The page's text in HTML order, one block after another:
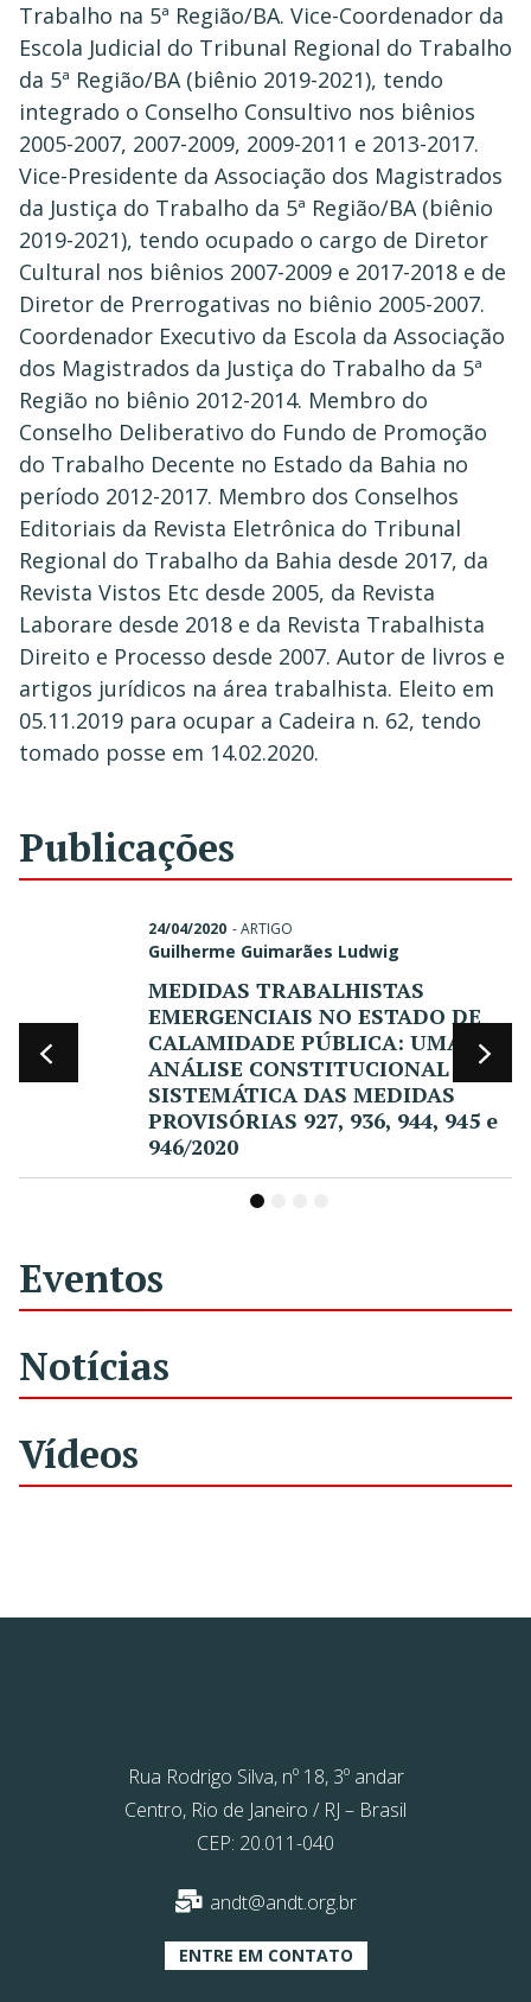
Trabalho na 5ª Região/BA. Vice-Coordenador da
Escola Judicial do Tribunal Regional do Trabalho
da 5ª Região/BA (biênio 2019-2021), tendo
integrado o Conselho Consultivo nos biênios
2005-2007, 2007-2009, 2009-2011 e 2013-2017.
Vice-Presidente da Associação dos Magistrados
da Justiça do Trabalho da 5ª Região/BA (biênio
2019-2021), tendo ocupado o cargo de Diretor
Cultural nos biênios 2007-2009 e 2017-2018 e de
Diretor de Prerrogativas no biênio 2005-2007.
Coordenador Executivo da Escola da Associação
dos Magistrados da Justiça do Trabalho da 5ª
Região no biênio 2012-2014. Membro do
Conselho Deliberativo do Fundo de Promoção
do Trabalho Decente no Estado da Bahia no
período 2012-2017. Membro dos Conselhos
Editoriais da Revista Eletrônica do Tribunal
Regional do Trabalho da Bahia desde 2017, da
Revista Vistos Etc desde 2005, da Revista
Laborare desde 2018 e da Revista Trabalhista
Direito e Processo desde 2007. Autor de livros e
artigos jurídicos na área trabalhista. Eleito em
05.11.2019 para ocupar a Cadeira n. 62, tendo
tomado posse em 14.02.2020.
Publicações
24/04/2020 -ARTIGO
Guilherme Guimarães Ludwig
MEDIDAS TRABALHISTAS
EMERGENCIAIS NO ESTADO DE
CALAMIDADE PÚBLICA: UMA
ANÁLISE CONSTITUCIONAL E
SISTEMÁTICA DAS MEDIDAS
PROVISÓRIAS 927, 936, 944, 945 e
946/2020
4
Eventos
Notícias
Vídeos
Rua Rodrigo Silva, nº 18, 3º andar
Centro, Rio de Janeiro / RJ – Brasil
CEP: 20.011-040
andt@andt.org.br
ENTRE EM CONTATO